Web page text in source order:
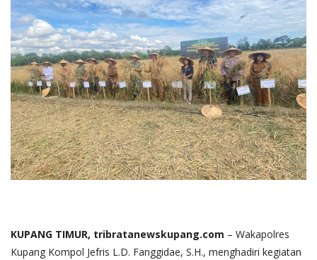
KUPANG TIMUR, tribratanewskupang.com – Wakapolres
Kupang Kompol Jefris L.D. Fanggidae, S.H., menghadiri kegiatan